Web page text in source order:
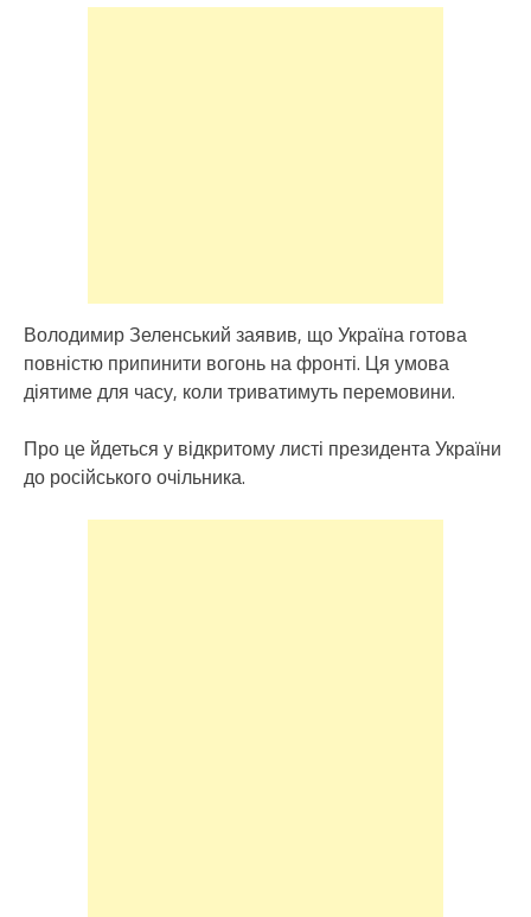
Володимир Зеленський заявив, що Україна готова
повністю припинити вогонь на фронті. Ця умова
діятиме для часу, коли триватимуть перемовини.
Про це йдеться у відкритому листі президента України
до російського очільника.